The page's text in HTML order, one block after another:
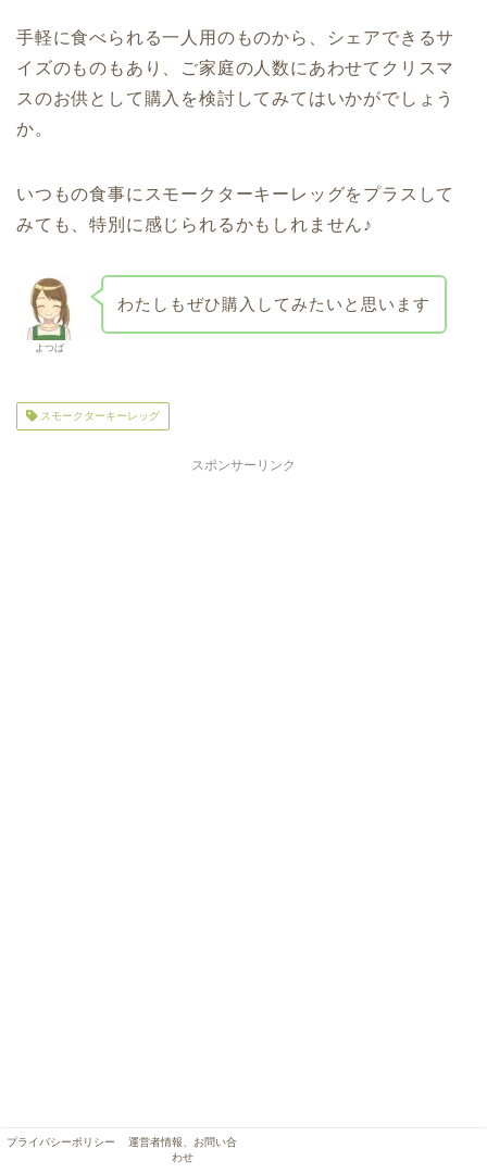
手軽に食べられる一人用のものから、シェアできるサ
イズのものもあり、ご家庭の人数にあわせてクリスマ
スのお供として購入を検討してみてはいかがでしょう
か。
いつもの食事にスモークターキーレッグをプラスして
みても、特別に感じられるかもしれません♪
よつば
わたしもぜひ購入してみたいと思います
スモークターキーレッグ
スポンサーリンク
プライバシーポリシー
運営者情報、お問い合
わせ